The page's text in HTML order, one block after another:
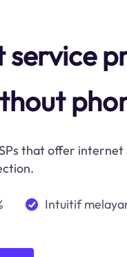
service
that offer
Intuitif